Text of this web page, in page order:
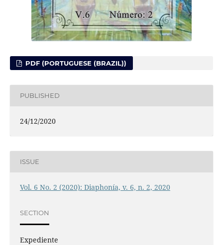
PDF (PORTUGUESE (BRAZIL))
PUBLISHED
24/12/2020
ISSUE
Vol. 6 No. 2 (2020): Diaphonía, v. 6, n. 2, 2020
SECTION
Expediente